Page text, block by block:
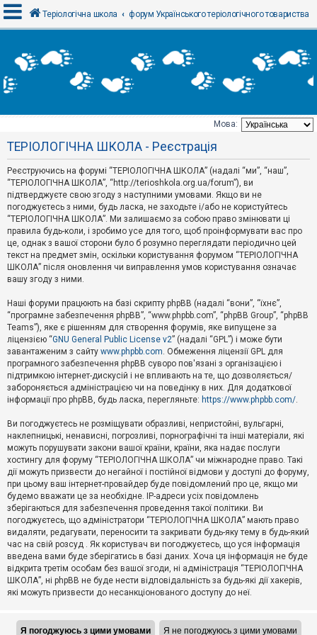
х
і
Т
е
м
и
б
е
з
в
і
д
п
о
в
і
д
й
А
к
т
и
в
н
і
м
и
П
о
ш
у
Д
о
п
о
м
Теріологічна школа форум Українського теріологічного товариства
Мова:
ТЕРІОЛОГІЧНА ШКОЛА - Реєстрація
Реєструючись на форумі “ТЕРІОЛОГІЧНА ШКОЛА” (надалі “ми”, “наш”,
“ТЕРІОЛОГІЧНА ШКОЛА”, “http://terioshkola.org.ua/forum”), ви
підтверджуєте свою згоду з наступними умовами. Якщо ви не
погоджуєтесь з ними, будь ласка, не заходьте і/або не користуйтесь
“ТЕРІОЛОГІЧНА ШКОЛА”. Ми залишаємо за собою право змінювати ці
правила будь-коли, і зробимо усе для того, щоб проінформувати вас про
це, однак з вашої сторони було б розумно переглядати періодично цей
текст на предмет змін, оскільки користування форумом “ТЕРІОЛОГІЧНА
ШКОЛА” після оновлення чи виправлення умов користування означає
вашу згоду з ними.
Наші форуми працюють на базі скрипту phpBB (надалі “вони”, “їхнє”,
“програмне забезпечення phpBB”, “www.phpbb.com”, “phpBB Group”, “phpBB
Teams”), яке є рішенням для створення форумів, яке випущене за
ліцензією “GNU General Public License v2” (надалі “GPL”) і може бути
завантаженим з сайту www.phpbb.com. Обмеження ліцензії GPL для
програмного забезпечення phpBB суворо пов'язані з організацією і
підтримкою інтернет-дискусій і не впливають на те, що дозволяється/
забороняється адміністрацією чи на поведінку в них. Для додаткової
інформації про phpBB, будь ласка, перегляньте: https://www.phpbb.com/.
Ви погоджуєтесь не розміщувати образливі, непристойні, вульгарні,
наклепницькі, ненависні, погрозливі, порнографічні та інші матеріали, які
можуть порушувати закони вашої країни, країни, яка надає послуги
хостингу для форуму “ТЕРІОЛОГІЧНА ШКОЛА” чи міжнародне право. Такі
дії можуть призвести до негайної і постійної відмови у доступі до форуму,
при цьому ваш інтернет-провайдер буде повідомлений про це, якщо ми
будемо вважати це за необхідне. IP-адреси усіх повідомлень
зберігаються для забезпечення проведення такої політики. Ви
погоджуєтесь, що адміністратори “ТЕРІОЛОГІЧНА ШКОЛА” мають право
видаляти, редагувати, переносити та закривати будь-яку тему в будь-який
час на свій розсуд . Як користувач ви погоджуєтесь, що уся інформація
введена вами буде зберігатись в базі даних. Хоча ця інформація не буде
відкрита третім особам без вашої згоди, ні адміністрація “ТЕРІОЛОГІЧНА
ШКОЛА”, ні phpBB не буде нести відповідальність за будь-які дії хакерів,
які можуть призвести до несанкціонованого доступу до неї.